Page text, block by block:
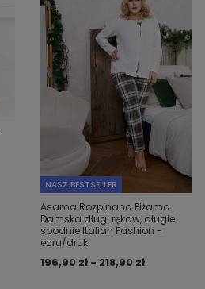
NASZ BESTSELLER
Asama Rozpinana Piżama
Damska długi rękaw, długie
spodnie Italian Fashion -
ecru/druk
196,90 zł - 218,90 zł